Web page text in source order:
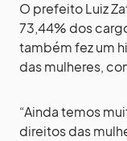
O prefeito Luiz
73,44% dos
também fez um
das mulheres,
“Ainda temos
direitos das